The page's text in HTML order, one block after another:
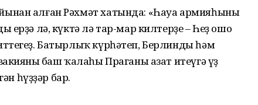
алған Рәхмәт хатында: «Һауа армияһының
лә, күктә лә тар-мар килтерҙе – Һеҙ ошо
Батырлыҡ күрһәтеп, Берлинды һәм
баш ҡалаһы Праганы азат итеүгә үҙ
һүҙҙәр бар.